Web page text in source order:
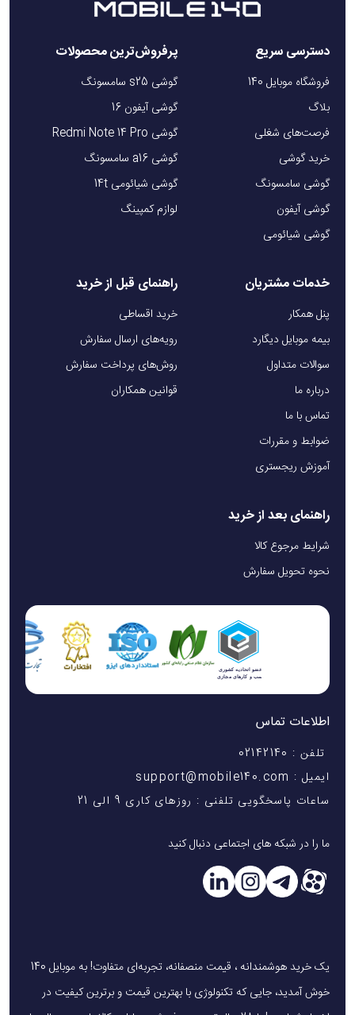
دسترسی سریع
فروشگاه موبایل 140
بلاگ
فرصت‌های شغلی
خرید گوشی
گوشی سامسونگ
گوشی آیفون
گوشی شیائومی
پرفروش‌ترین محصولات
گوشی s25 سامسونگ
گوشی آیفون 16
گوشی Redmi Note 14 Pro
گوشی a16 سامسونگ
گوشی شیائومی 14t
لوازم کمپینگ
خدمات مشتریان
پنل همکار
بیمه موبایل دیگارد
سوالات متداول
درباره ما
تماس با ما
ضوابط و مقررات
آموزش ریجستری
راهنمای قبل از خرید
خرید اقساطی
رویه‌های ارسال سفارش
روش‌های پرداخت سفارش
قوانین همکاران
راهنمای بعد از خرید
شرایط مرجوع کالا
نحوه تحویل سفارش
اطلاعات تماس
تلفن : 02142140
ایمیل : support@mobile140.com
ساعات پاسخگویی تلفنی : روزهای کاری 9 الی 21
ما را در شبکه های اجتماعی دنبال کنید
یک خرید هوشمندانه ، قیمت منصفانه، تجربه‌ای متفاوت! به موبایل 140
خوش آمدید، جایی که تکنولوژی با بهترین قیمت و برترین کیفیت در